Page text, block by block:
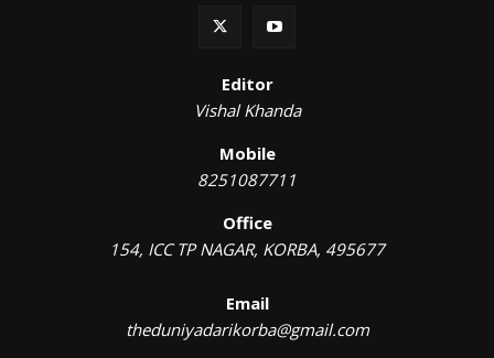
Editor
Vishal Khanda
Mobile
8251087711
Office
154, ICC TP NAGAR, KORBA, 495677
Email
theduniyadarikorba@gmail.com